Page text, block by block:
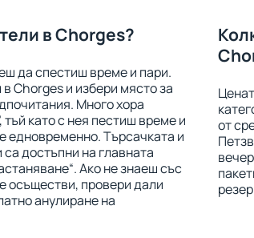
в Chorges?
да спестиш време и пари.
Chorges и избери място за
Много хора
тъй като с нея пестиш време и
едновременно. Търсачката и
достъпни на главната
Ако не знаеш със
осъществи, провери дали
анулиране на
от